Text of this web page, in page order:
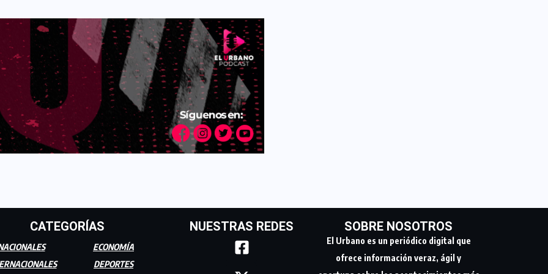
CATEGORÍAS
ECONOMÍA
DEPORTES
NUESTRAS REDES SOBRE NOSOTROS
El Urbano es un periódico digital que
ofrece información veraz, ágil y